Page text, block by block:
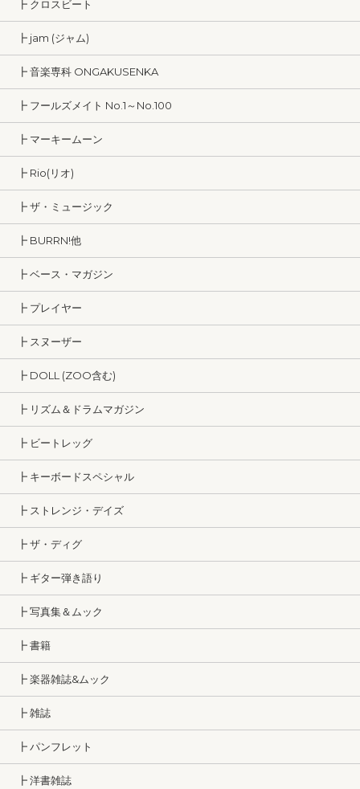
┣ クロスビート
┣ jam (ジャム)
┣ 音楽専科 ONGAKUSENKA
┣ フールズメイト No.1～No.100
┣ マーキームーン
┣ Rio(リオ)
┣ ザ・ミュージック
┣ BURRN!他
┣ ベース・マガジン
┣ プレイヤー
┣ スヌーザー
┣ DOLL (ZOO含む)
┣ リズム＆ドラムマガジン
┣ ビートレッグ
┣ キーボードスペシャル
┣ ストレンジ・デイズ
┣ ザ・ディグ
┣ ギター弾き語り
┣ 写真集＆ムック
┣ 書籍
┣ 楽器雑誌&ムック
┣ 雑誌
┣ パンフレット
┣ 洋書雑誌